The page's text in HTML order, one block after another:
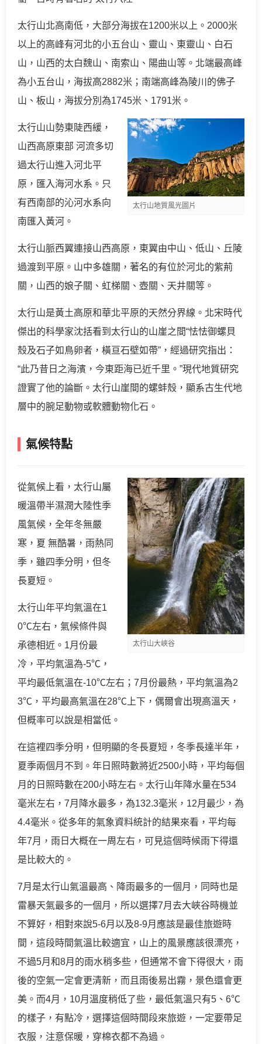
太行山北高南低，大部分海拔在1200米以上。2000米
以上的高峰有河北的小五台山、靈山、東靈山、白石
山，山西的太白魏山、南索山、陽曲山等。北端最高峰
為小五台山，海拔高2882米；南端高峰為陵川的佛子
山、板山，海拔分別為1745米、1791米。
太行山地質風光圖片
太行山山勢東陡西緩，
山西高原東部 河流多切
過太行山進入河北平
原，匯入海河水系。只
有西南部的沁河水系向
南匯入黃河。
太行山脈西翼連接山西高原，東翼由中山、低山、丘陵
過渡到平原。山中多雄關，著名的有位於河北的紫荊
關，山西的娘子關、虹梯關、壺關、天井關等。
太行山是黃土高原和華北平原的天然分界線。北宋時代
傑出的科學家沈括看到太行山的山崖之間“怯怯御螺貝
殼及石子如鳥卵者，橫亘石壁如帶”，經過研究指出：
“此乃昔日之海濱，今東距海已近千里。”現代地質研究
證實了他的論斷。太行山崖間的螺蚌殼，顯系古生代地
層中的腕足動物或軟體動物化石。
氣候特點
太行山大峽谷
從氣候上看，太行山屬
暖溫帶半濕潤大陸性季
風氣候，全年冬無嚴
寒，夏 無酷暑，雨熱同
季，雖四季分明，但冬
長夏短。
太行山年平均氣溫在1
0℃左右，氣候條件與
承德相近。1月份最
冷，平均氣溫為-5℃，
平均最低氣溫在-10℃左右；7月份最熱，平均氣溫為2
3℃，平均最高氣溫在28℃上下，偶爾會出現高溫天，
但概率可以說是相當低。
在這裡四季分明，但明顯的冬長夏短，冬季長達半年，
夏季兩個月不到。年日照時數將近2500小時，平均每個
月的日照時數在200小時左右。太行山年降水量在534
毫米左右，7月降水最多，為132.3毫米，12月最少，為
4.4毫米。從多年的氣象資料統計的結果來看，平均每
年7月，雨日大概在一周左右，可見這個時候雨下得還
是比較大的。
7月是太行山氣溫最高、降雨最多的一個月，同時也是
雷暴天氣最多的一個月，所以選擇7月去大峽谷時機並
不算好，相對來說5-6月以及8-9月應該是最佳旅遊時
間，這段時間氣溫比較適宜，山上的風景應該很漂亮，
不過5月和8月的雨水稍多些，但通常不會下得很大，雨
後的空氣一定會更清新，而且雨後易出霧，景色還會更
美。而4月，10月溫度稍低了些，最低氣溫只有5、6℃
的樣子，有點冷，選擇這個時間段來旅遊，一定要帶足
衣服，注意保暖，穿棉衣都不為過。